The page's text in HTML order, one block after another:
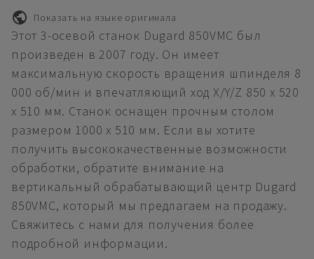
Показать на языке оригинала
Этот 3-осевой станок Dugard 850VMC был
произведен в 2007 году. Он имеет
максимальную скорость вращения шпинделя 8
000 об/мин и впечатляющий ход X/Y/Z 850 x 520
x 510 мм. Станок оснащен прочным столом
размером 1000 x 510 мм. Если вы хотите
получить высококачественные возможности
обработки, обратите внимание на
вертикальный обрабатывающий центр Dugard
850VMC, который мы предлагаем на продажу.
Свяжитесь с нами для получения более
подробной информации.